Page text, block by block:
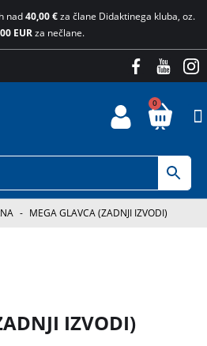
nad40,00 €za člane Didaktinega kluba, oz.
EURza nečlane.
0
- MEGA GLAVCA (ZADNJI IZVODI)
IZVODI)